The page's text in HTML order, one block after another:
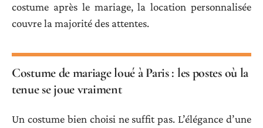
costume après le mariage, la location personnalisée
couvre la majorité des attentes.
Costume de mariage loué à Paris : les postes où la
tenue se joue vraiment
Un costume bien choisi ne suffit pas. L’élégance d’une